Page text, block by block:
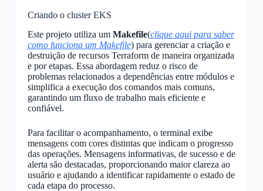
Criando o cluster EKS
Este projeto utiliza um Makefile(clique aqui para saber
como funciona um Makefile) para gerenciar a criação e
destruição de recursos Terraform de maneira organizada
e por etapas. Essa abordagem reduz o risco de
problemas relacionados a dependências entre módulos e
simplifica a execução dos comandos mais comuns,
garantindo um fluxo de trabalho mais eficiente e
confiável.
Para facilitar o acompanhamento, o terminal exibe
mensagens com cores distintas que indicam o progresso
das operações. Mensagens informativas, de sucesso e de
alerta são destacadas, proporcionando maior clareza ao
usuário e ajudando a identificar rapidamente o estado de
cada etapa do processo.